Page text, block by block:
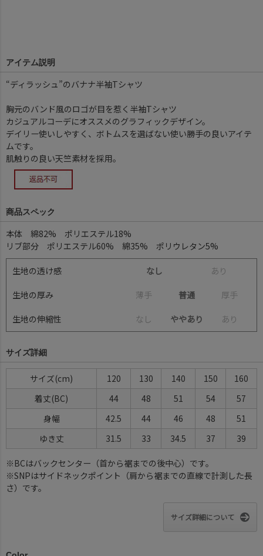
アイテム説明
“ディラッシュ”のバナナ半袖Tシャツ
胸元のバンド風のロゴが目を惹く半袖Tシャツ
カジュアルコーデにオススメのグラフィックデザイン。
デイリー使いしやすく、ボトムスを選ばない使い勝手の良いアイテ
ムです。
肌触りの良い天竺素材を採用。
商品スペック
本体 綿82% ポリエステル18%
リブ部分 ポリエステル60% 綿35% ポリウレタン5%
生地の透け感 なし あ り
生地の厚み 薄手 普通 厚手
生地の伸縮性 な し ややあり あ り
サイズ詳細
サイズ(cm) 120 130 140 150
160
着丈(BC)
44 48 51 54
57
身幅
42.5 44 46 48
51
ゆき丈
31.5 33 34.5 37 39
※BCはバックセンター（首から裾までの後中心）です。
※SNPはサイドネックポイント（肩から裾までの直線で計測した長
さ）です。
サイズ詳細について